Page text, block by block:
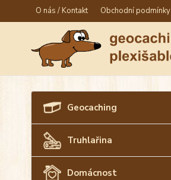
O nás / Kontakt Obchodní podmínky
Geocaching
Truhlařina
Domácnost